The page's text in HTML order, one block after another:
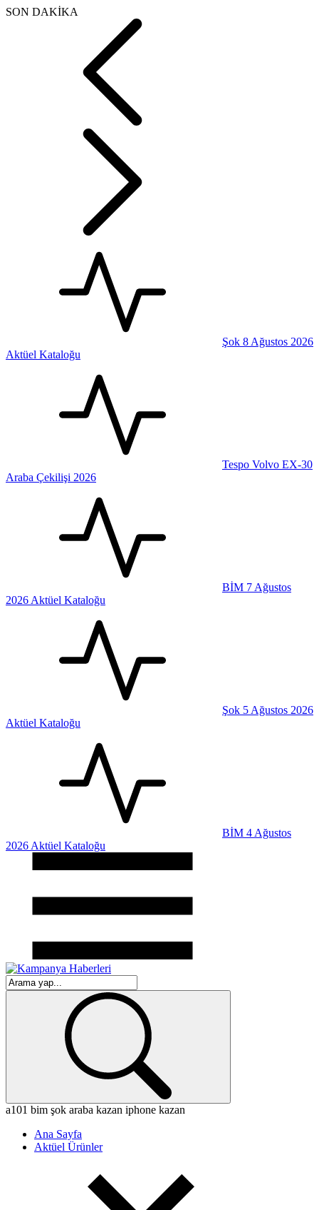
SON DAKİKA
Şok 8 Ağustos 2026
Aktüel Kataloğu
Tespo Volvo EX-30
Araba Çekilişi 2026
BİM 7 Ağustos
2026 Aktüel Kataloğu
Şok 5 Ağustos 2026
Aktüel Kataloğu
BİM 4 Ağustos
2026 Aktüel Kataloğu
a101 bim şok araba kazan iphone kazan
Ana Sayfa
Aktüel Ürünler